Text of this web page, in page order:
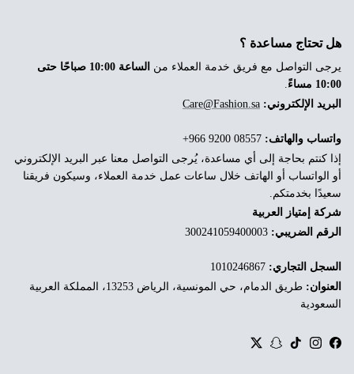
هل تحتاج مساعدة ؟
يرجى التواصل مع فريق خدمة العملاء من
الساعة 10:00 صباحًا حتى
10:00 مساءً
.
البريد الإلكتروني: Care@Fashion.sa
واتساب والهاتف:
إذا كنتم بحاجة إلى أي مساعدة، يُرجى التواصل معنا عبر البريد الإلكتروني
أو الواتساب أو الهاتف خلال ساعات عمل خدمة العملاء، وسيكون فريقنا
سعيدًا بخدمتكم.
شركة إمتياز العربية
الرقم الضريبي:
السجل التجاري:
العنوان:
طريق الدمام، حي المونسية، الرياض 13253، المملكة العربية
السعودية
Facebook
Instagram
TikTok
Snapchat
Twitter